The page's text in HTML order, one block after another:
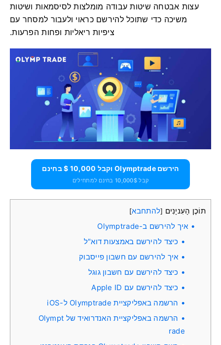
עצות אבטחה שיטות עבודה מומלצות לסיסמאות ושיטות
משיכה כדי שתוכל להירשם כראוי ולעבור למסחר עם
ציפיות ריאליות ופחות הפרעות.
הירשם Olymptrade וקבל 10,000 $ בחינם
קבל 10,000$ בחינם למתחילים
תוֹכֶן הָעִניָנִים [להתחבא]
איך להירשם ב-Olymptrade
כיצד להירשם באמצעות דוא"ל
איך להירשם עם חשבון פייסבוק
כיצד להירשם עם חשבון גוגל
כיצד להירשם עם Apple ID
הרשמה באפליקציית Olymptrade ל-iOS
הרשמה באפליקציית האנדרואיד של Olympt
rade